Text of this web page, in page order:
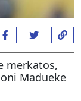
merkatos,
Madueke